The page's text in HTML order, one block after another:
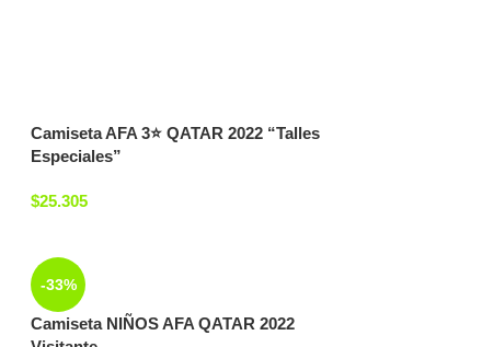
Camiseta AFA 3⭐ QATAR 2022 “Talles
Especiales”
$25.305
-33%
Camiseta NIÑOS AFA QATAR 2022